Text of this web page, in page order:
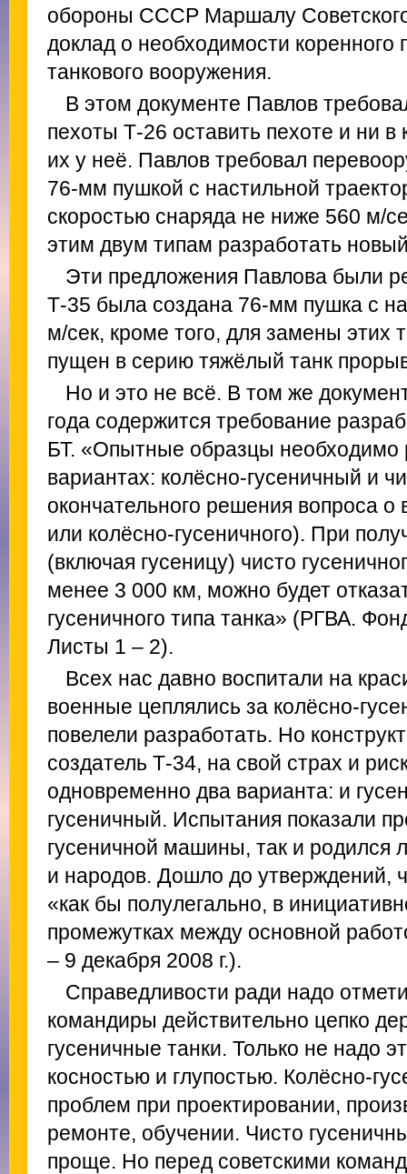
обороны СССР Маршалу
доклад о необходимости
танкового вооружения.
В этом документе Павлов
пехоты Т-26 оставить пехоте и ни в
их у неё. Павлов требовал
76-мм пушкой с настильной
скоростью снаряда не ниже 560 м/
этим двум типам разработать
Эти предложения Павлова были
Т-35 была создана 76-мм пушка с
м/сек, кроме того, для замены этих
пущен в серию тяжёлый танк
Но и это не всё. В том же
года содержится требование
БТ. «Опытные образцы необходимо
вариантах: колёсно-гусеничный и
окончательного решения вопроса о
или колёсно-гусеничного). При
(включая гусеницу) чисто
менее 3 000 км, можно будет
гусеничного типа танка» (РГВА.
Листы 1 – 2).
Всех нас давно воспитали на
военные цеплялись за колёсно-
повелели разработать. Но
создатель Т-34, на свой страх и
одновременно два варианта: и
гусеничный. Испытания показали
гусеничной машины, так и родился
и народов. Дошло до утверждений,
«как бы полулегально, в
промежутках между основной
– 9 декабря 2008 г.).
Справедливости ради надо
командиры действительно цепко
гусеничные танки. Только не надо
косностью и глупостью. Колёсно-
проблем при проектировании,
ремонте, обучении. Чисто
проще. Но перед советскими